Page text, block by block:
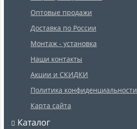
Оптовые продажи
Доставка по России
Монтаж - установка
Наши контакты
Акции и СКИДКИ
Политика конфиденциальности
Карта сайта
Каталог